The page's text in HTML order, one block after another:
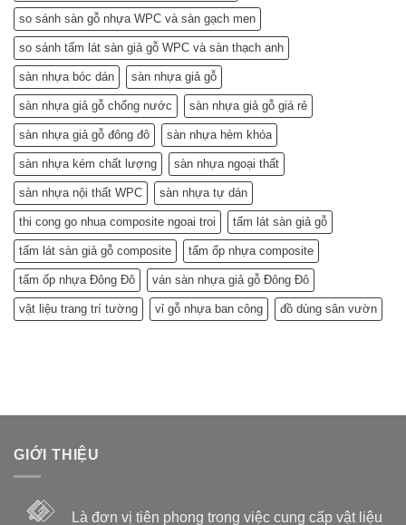
so sánh sàn gỗ nhựa WPC và sàn gạch men
so sánh tấm lát sàn giả gỗ WPC và sàn thạch anh
sàn nhựa bóc dán sàn nhựa giả gỗ
sàn nhựa giả gỗ chống nước sàn nhựa giả gỗ giá rẻ
sàn nhựa giả gỗ đông đô sàn nhựa hèm khóa
sàn nhựa kém chất lượng sàn nhựa ngoại thất
sàn nhựa nội thất WPC sàn nhựa tự dán
thi cong go nhua composite ngoai troi tấm lát sàn giả gỗ
tấm lát sàn giả gỗ composite tấm ốp nhựa composite
tấm ốp nhựa Đông Đô ván sàn nhựa giả gỗ Đông Đô
vật liệu trang trí tường vỉ gỗ nhựa ban công đồ dùng sân vườn
GIỚI THIỆU
Là đơn vị tiên phong trong việc cung cấp vật liệu